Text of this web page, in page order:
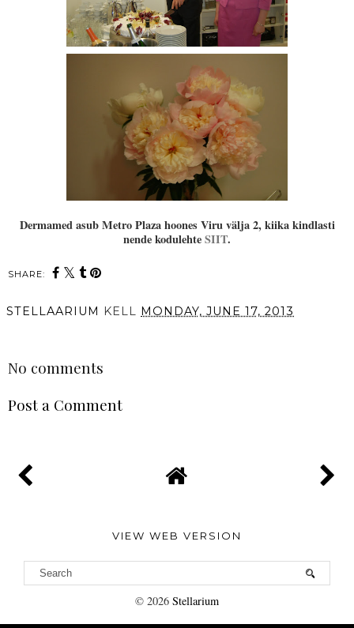
Dermamed asub Metro Plaza hoones Viru välja 2, kiika kindlasti
nende kodulehteSIIT.
SHARE:
STELLAARIUM KELL MONDAY, JUNE 17, 2013
No comments
Post a Comment
VIEW WEB VERSION
© 2026 Stellarium